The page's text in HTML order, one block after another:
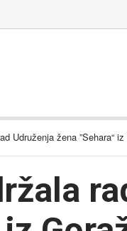
Udruženja žena ”Sehara“